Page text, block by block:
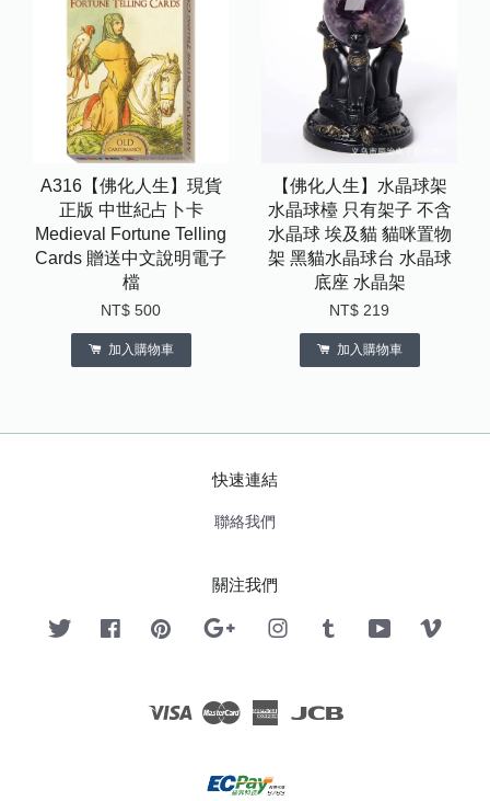
A316【佛化人生】現貨
正版 中世紀占卜卡
Medieval Fortune Telling
Cards 贈送中文說明電子
檔
NT$ 500
加入購物車
【佛化人生】水晶球架
水晶球檯 只有架子 不含
水晶球 埃及貓 貓咪置物
架 黑貓水晶球台 水晶球
底座 水晶架
NT$ 219
加入購物車
快速連結
聯絡我們
關注我們
Twitter FacebookPinterest Google InstagramTumblr YouTube
Visa Master American